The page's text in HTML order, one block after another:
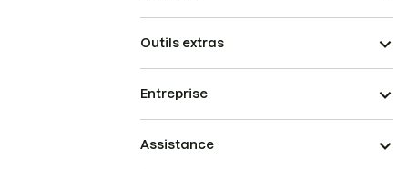
Outils extras
Entreprise
Assistance